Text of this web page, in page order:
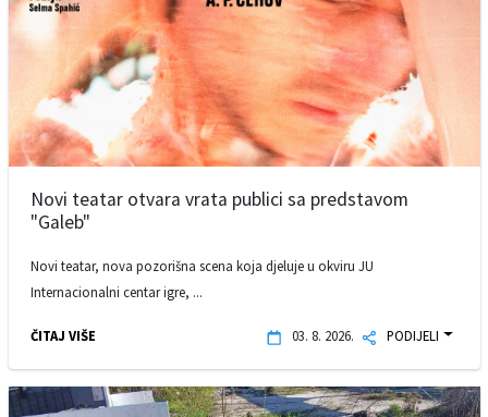
Novi teatar otvara vrata publici sa predstavom
"Galeb"
Novi teatar, nova pozorišna scena koja djeluje u okviru JU
Internacionalni centar igre, ...
ČITAJ VIŠE 03. 8. 2026. PODIJELI